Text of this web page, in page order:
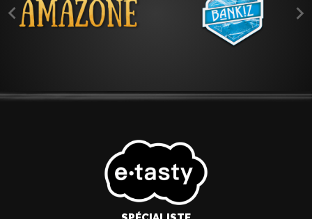
 